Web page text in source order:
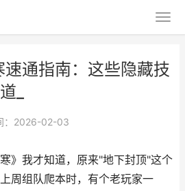
通指南：这些隐藏技
_
：2026-02-03
》我才知道，原来"地下封顶"这个
周组队爬本时，有个老玩家一